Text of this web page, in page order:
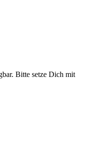
Bitte setze Dich mit